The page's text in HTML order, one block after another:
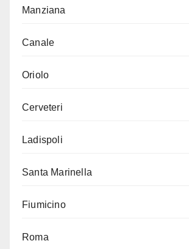
Manziana
Canale
Oriolo
Cerveteri
Ladispoli
Santa Marinella
Fiumicino
Roma